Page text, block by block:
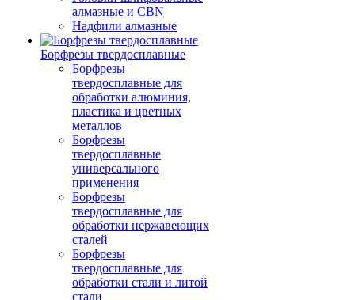
алмазные и CBN
Надфили алмазные
Борфрезы твердосплавные
Борфрезы
твердосплавные для
обработки алюминия,
пластика и цветных
металлов
Борфрезы
твердосплавные
универсального
применения
Борфрезы
твердосплавные для
обработки нержавеющих
сталей
Борфрезы
твердосплавные для
обработки стали и литой
стали